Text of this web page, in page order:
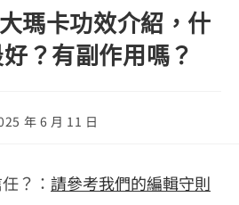
瑪卡功效介紹，什
？有副作用嗎？
年 6 月 11 日
？： 請參考我們的編輯守則